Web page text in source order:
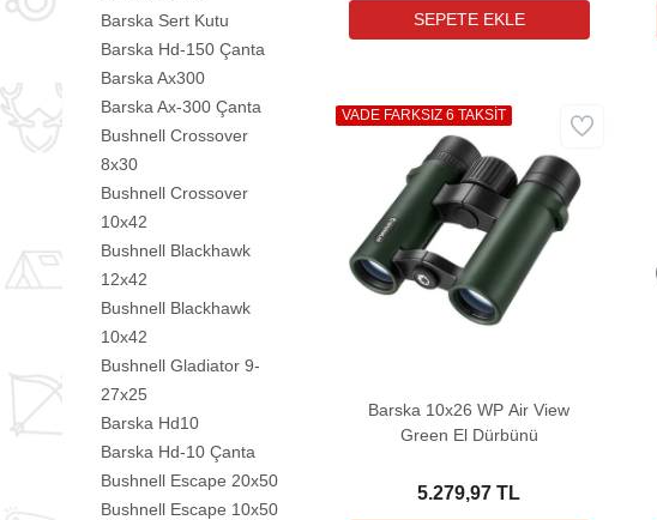
Barska Sert Kutu
Barska Hd-150 Çanta
Barska Ax300
Barska Ax-300 Çanta
Bushnell Crossover
8x30
Bushnell Crossover
10x42
Bushnell Blackhawk
12x42
Bushnell Blackhawk
10x42
Bushnell Gladiator 9-
27x25
Barska Hd10
Barska Hd-10 Çanta
Bushnell Escape 20x50
Bushnell Escape 10x50
Barska 10x26 WP Air View
Green El Dürbünü
5.279,97 TL
VADE FARKSIZ 6 TAKSİT